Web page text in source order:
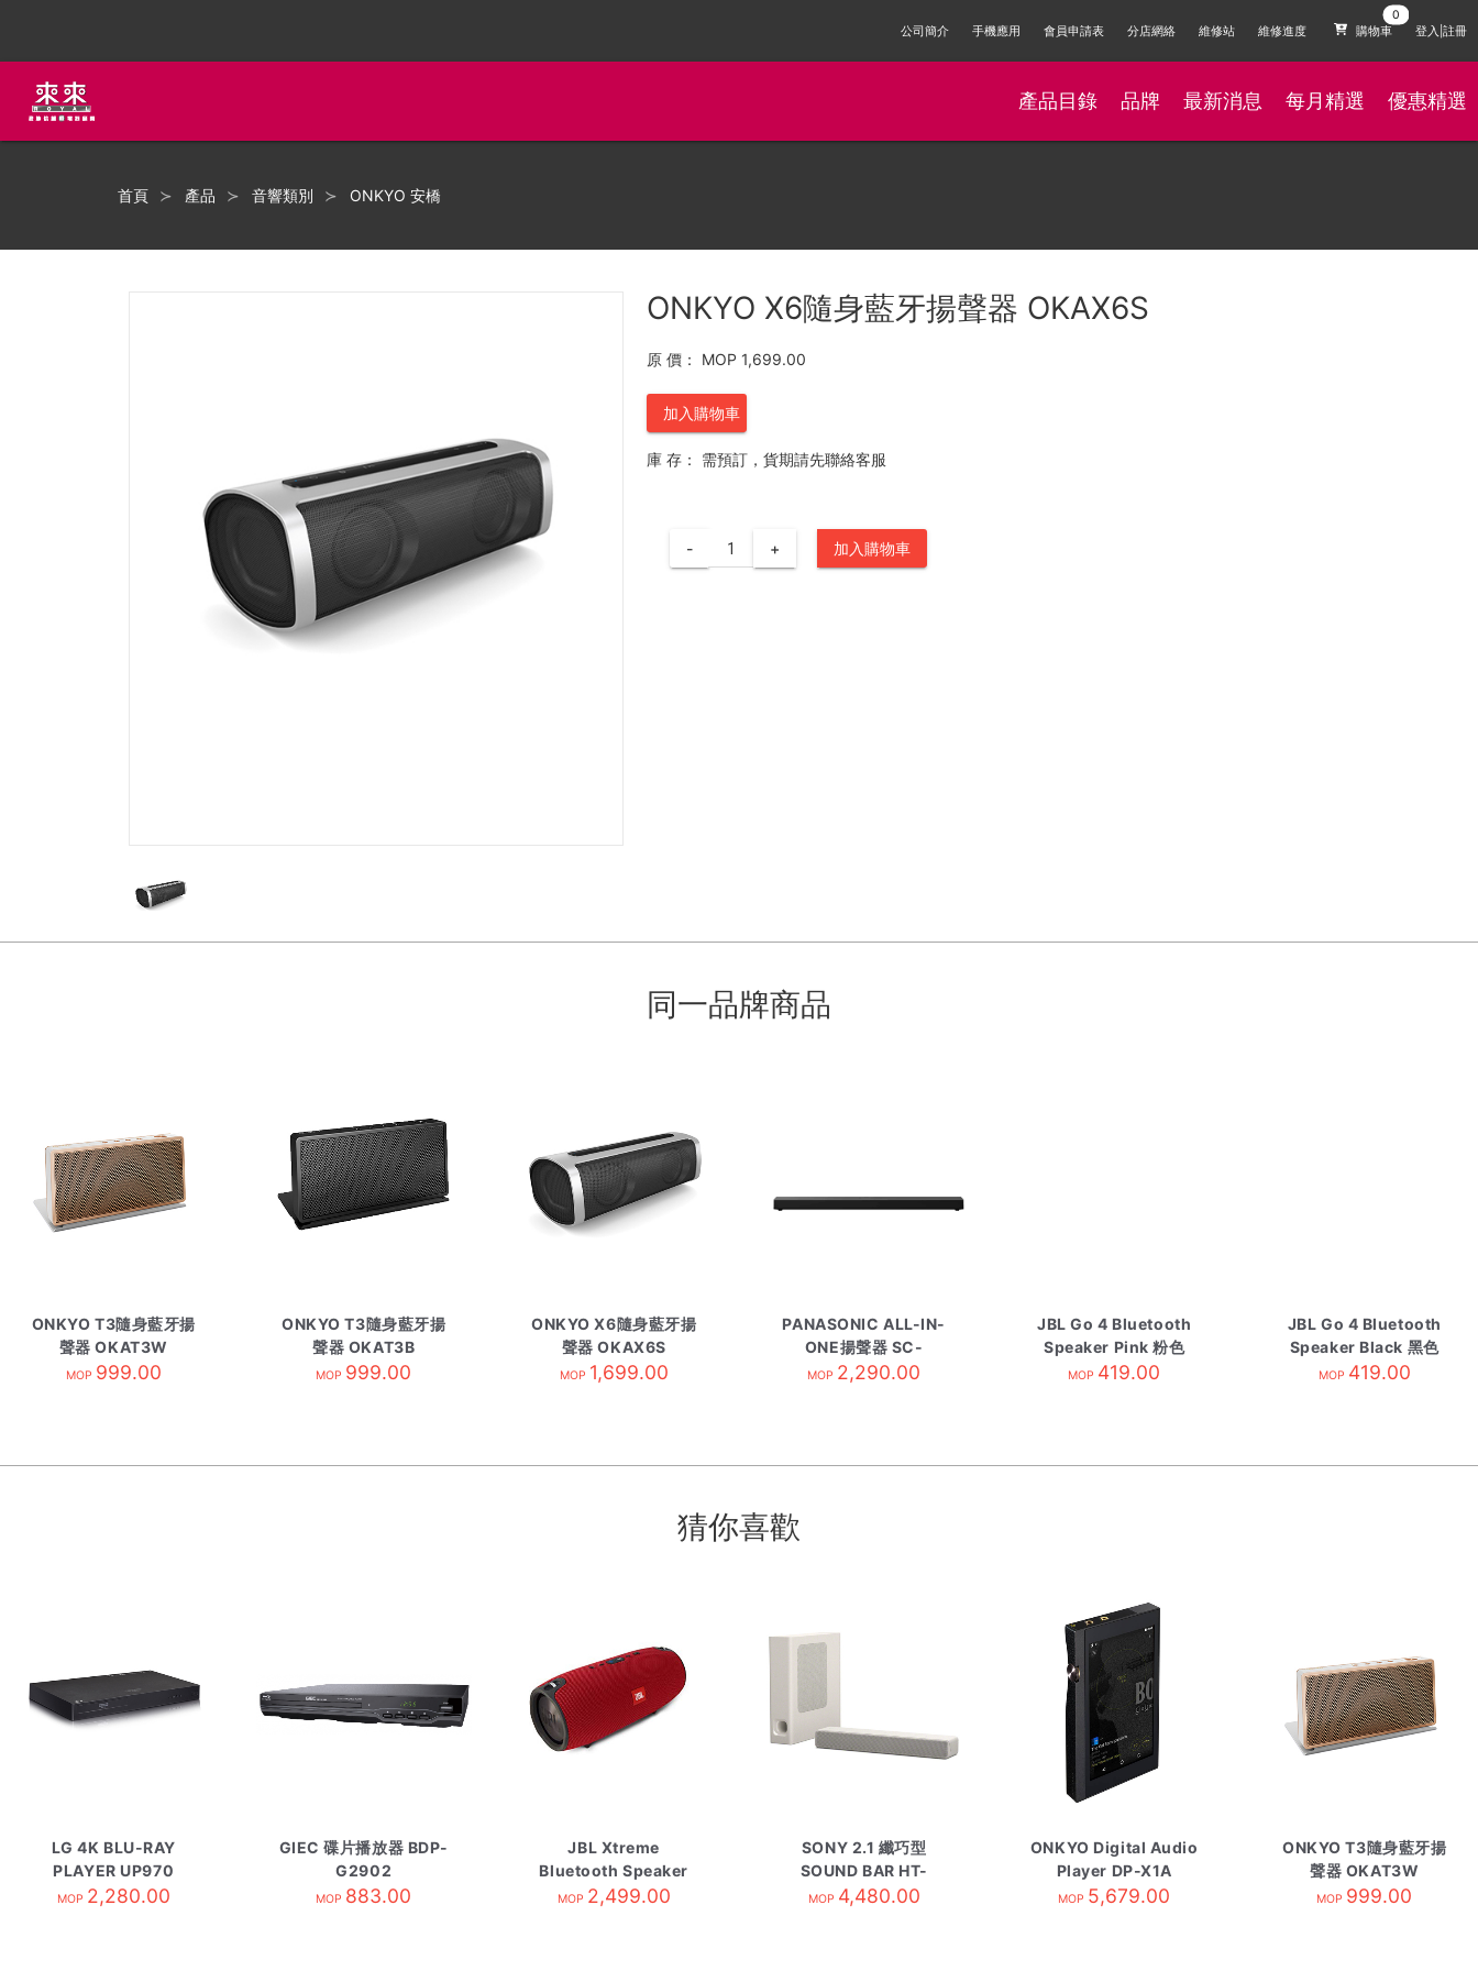
公司簡介 手機應用 會員申請表 分店網絡 維修站 維修進度 購物車 登入|註冊
產品目錄 品牌 最新消息 每月精選 優惠精選
首頁 產品 音響類別 ONKYO 安橋
ONKYO X6隨身藍牙揚聲器 OKAX6S
原 價： MOP 1,699.00
加入購物車
庫 存： 需預訂，貨期請先聯絡客服
- + 加入購物車
同一品牌商品
ONKYO T3隨身藍牙揚
聲器 OKAT3W
MOP 999.00
ONKYO T3隨身藍牙揚
聲器 OKAT3B
MOP 999.00
ONKYO X6隨身藍牙揚
聲器 OKAX6S
MOP 1,699.00
PANASONIC ALL-IN-
ONE揚聲器 SC-
HTB400
MOP 2,290.00
JBL Go 4 Bluetooth
Speaker Pink 粉色
MOP 419.00
JBL Go 4 Bluetooth
Speaker Black 黑色
MOP 419.00
猜你喜歡
LG 4K BLU-RAY
PLAYER UP970
MOP 2,280.00
GIEC 碟片播放器 BDP-
G2902
MOP 883.00
JBL Xtreme
Bluetooth Speaker
Red
MOP 2,499.00
SONY 2.1 纖巧型
SOUND BAR HT-
MT500 WH
MOP 4,480.00
ONKYO Digital Audio
Player DP-X1A
MOP 5,679.00
ONKYO T3隨身藍牙揚
聲器 OKAT3W
MOP 999.00